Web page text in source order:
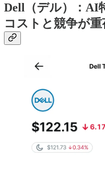
Dell（デル）：AI
コストと競争が重